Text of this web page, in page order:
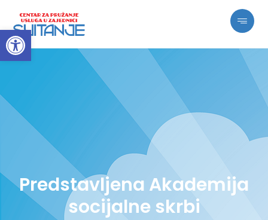
Open toolbar
Predstavljena Akademija
socijalne skrbi